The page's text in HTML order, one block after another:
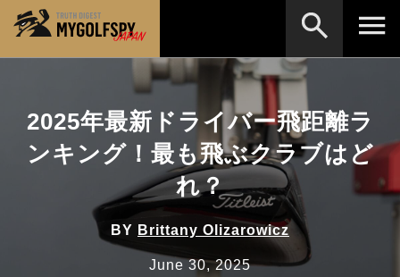
2025年最新ドライバー飛距離ラ
ンキング！最も飛ぶクラブはど
れ？
BY Brittany Olizarowicz
June 30, 2025
テストランキング
NEW RELEASES 新製品情報
HOW TO ゴルフ上達・実践テクニック
テスト・データ検証
ゴルフニュース
※メーカー名やクラブ名など、検索したい事柄を入
検索